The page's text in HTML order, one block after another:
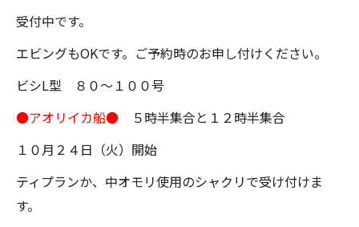
受付中です。
エビングもOKです。ご予約時のお申し付けください。
ビシL型 ８０～１００号
●アオリイカ船● ５時半集合と１２時半集合
１０月２４日（火）開始
ティプランか、中オモリ使用のシャクリで受け付けま
す。